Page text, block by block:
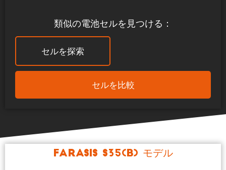
類似の電池セルを見つける：
セルを探索
セルを比較
Farasis S35(B) モデル